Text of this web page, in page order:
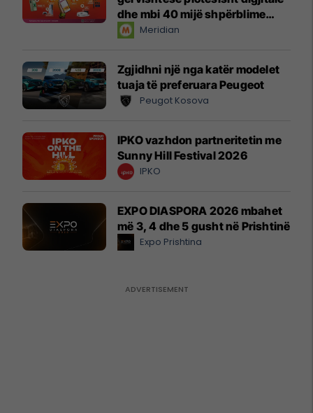
dhe mbi 40 mijë shpërblime
instant!Meridian
Zgjidhni një nga katër modelet
tuaja të preferuara Peugeot
Peugot Kosova
IPKO vazhdon partneritetin me
Sunny Hill Festival 2026
IPKO
EXPO DIASPORA 2026 mbahet
më 3, 4 dhe 5 gusht në Prishtinë
Expo Prishtina